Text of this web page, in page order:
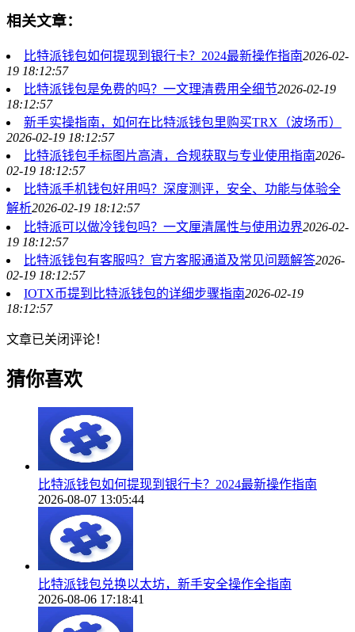
相关文章：
比特派钱包如何提现到银行卡？2024最新操作指南2026-02-
19 18:12:57
比特派钱包是免费的吗？一文理清费用全细节2026-02-19
18:12:57
新手实操指南，如何在比特派钱包里购买TRX（波场币）
2026-02-19 18:12:57
比特派钱包手标图片高清，合规获取与专业使用指南2026-
02-19 18:12:57
比特派手机钱包好用吗？深度测评，安全、功能与体验全
解析2026-02-19 18:12:57
比特派可以做冷钱包吗？一文厘清属性与使用边界2026-02-
19 18:12:57
比特派钱包有客服吗？官方客服通道及常见问题解答2026-
02-19 18:12:57
IOTX币提到比特派钱包的详细步骤指南2026-02-19
18:12:57
文章已关闭评论！
猜你喜欢
比特派钱包如何提现到银行卡？2024最新操作指南
2026-08-07 13:05:44
比特派钱包兑换以太坊，新手安全操作全指南
2026-08-06 17:18:41